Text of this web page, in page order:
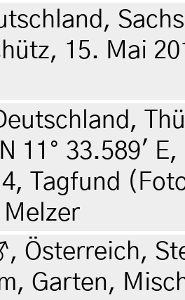
15. Mai
11° 33.589'
Tagfund
Melzer
Österreich,
Garten,